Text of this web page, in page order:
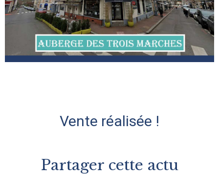
Vente réalisée !
Partager cette actu